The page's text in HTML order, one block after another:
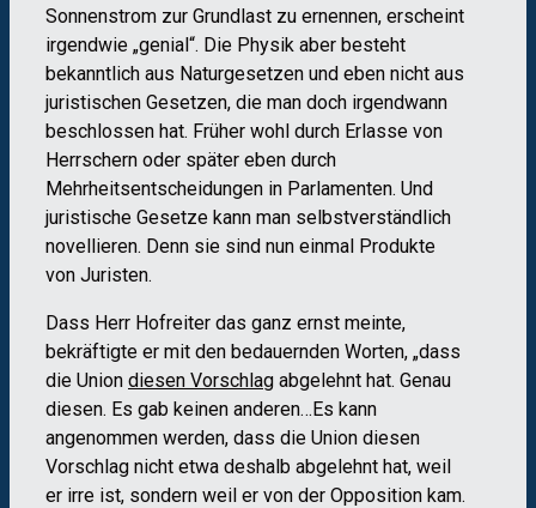
Sonnenstrom zur Grundlast zu ernennen, erscheint
irgendwie „genial“. Die Physik aber besteht
bekanntlich aus Naturgesetzen und eben nicht aus
juristischen Gesetzen, die man doch irgendwann
beschlossen hat. Früher wohl durch Erlasse von
Herrschern oder später eben durch
Mehrheitsentscheidungen in Parlamenten. Und
juristische Gesetze kann man selbstverständlich
novellieren. Denn sie sind nun einmal Produkte
von Juristen.
Dass Herr Hofreiter das ganz ernst meinte,
bekräftigte er mit den bedauernden Worten, „dass
die Union diesen Vorschlag abgelehnt hat. Genau
diesen. Es gab keinen anderen…Es kann
angenommen werden, dass die Union diesen
Vorschlag nicht etwa deshalb abgelehnt hat, weil
er irre ist, sondern weil er von der Opposition kam.